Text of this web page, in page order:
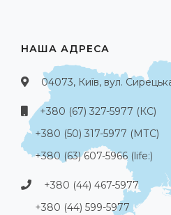
НАША АДРЕСА
04073, Київ, вул.
+380 (67) 327-5977 (КС)
+380 (50) 317-5977 (МТС)
+380 (63) 607-5966 (life:)
+380 (44) 467-5977
+380 (44) 599-5977